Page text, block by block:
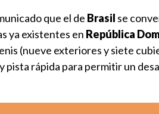
que el de Brasil se
ya existentes en República
(nueve exteriores y siete
pista rápida para permitir un